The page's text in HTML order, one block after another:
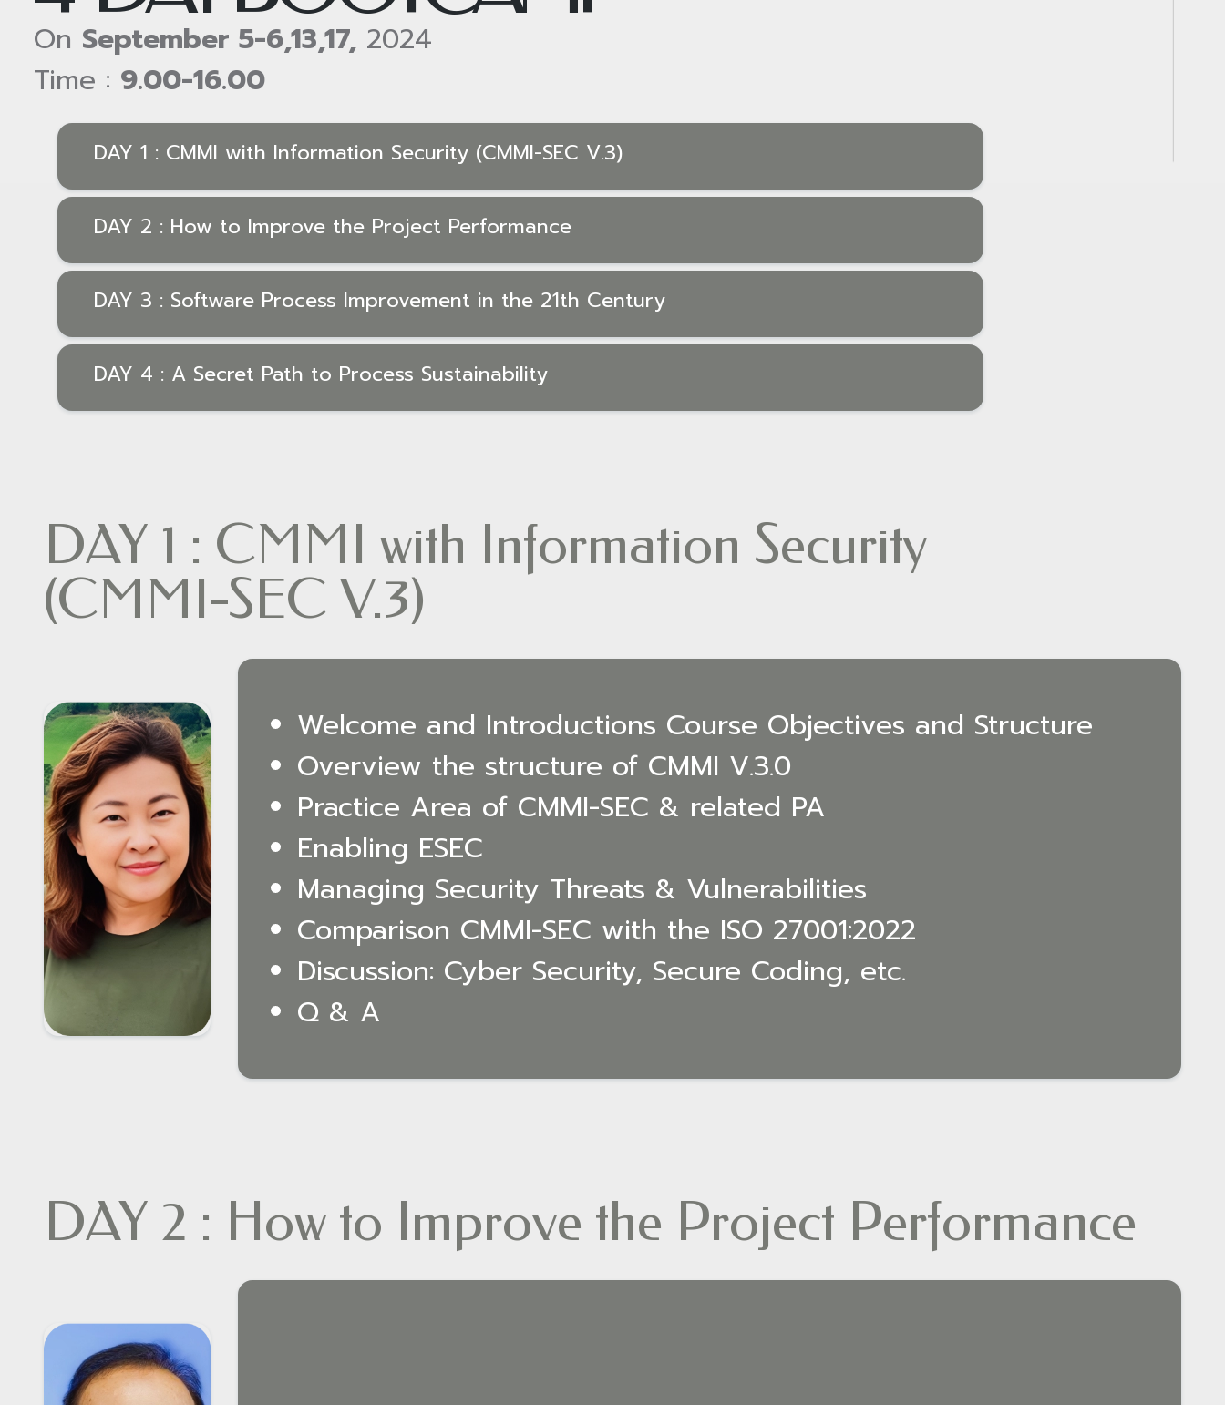
On September 5-6,13,17, 2024
Time : 9.00-16.00
DAY 1 : CMMI with Information Security (CMMI-SEC V.3)
DAY 2 : How to Improve the Project Performance
DAY 3 : Software Process Improvement in the 21th Century
DAY 4 : A Secret Path to Process Sustainability
DAY 1 : CMMI with Information Security
(CMMI-SEC V.3)
Welcome and Introductions Course Objectives and Structure
Overview the structure of CMMI V.3.0
Practice Area of CMMI-SEC & related PA
Enabling ESEC
Managing Security Threats & Vulnerabilities
Comparison CMMI-SEC with the ISO 27001:2022
Discussion: Cyber Security, Secure Coding, etc.
Q & A
DAY 2 : How to Improve the Project Performance